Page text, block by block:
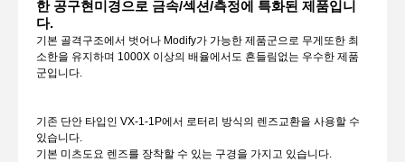
한 공구현미경으로 금속/섹션/측정에 특화된 제품입니
다.
기본 골격구조에서 벗어나 Modify가 가능한 제품군으로 무게또한 최
소한을 유지하며 1000X 이상의 배율에서도 흔들림없는 우수한 제품
군입니다.
기존 단안 타입인 VX-1-1P에서 로터리 방식의 렌즈교환을 사용할 수
있습니다.
기본 미츠도요 렌즈를 장착할 수 있는 구경을 가지고 있습니다.